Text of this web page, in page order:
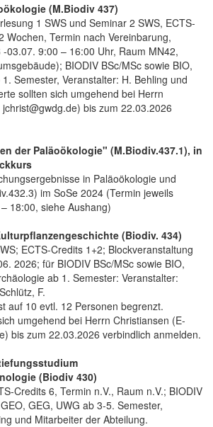
(M.Biodiv 437)
1 SWS und Seminar 2 SWS, ECTS-
Wochen, Termin nach Vereinbarung,
03.07. 9:00 – 16:00 Uhr, Raum MN42,
BIODIV BSc/MSc sowie BIO,
Semester, Veranstalter: H. Behling und
sollten sich umgehend bei Herrn
bis zum 22.03.2026
der Paläoökologie" (M.Biodiv.437.1), in
in Paläoökologie und
im SoSe 2024 (Termin jeweils
18:00, siehe Aushang)
(Biodiv. 434)
ECTS-Credits 1+2; Blockveranstaltung
2026; für BIODIV BSc/MSc sowie BIO,
ab 1. Semester: Veranstalter:
F.
auf 10 evtl. 12 Personen begrenzt.
umgehend bei Herrn Christiansen (E-
bis zum 22.03.2026 verbindlich anmelden.
(Biodiv 430)
Credits 6, Termin n.V., Raum n.V.; BIODIV
GEG, UWG ab 3-5. Semester,
und Mitarbeiter der Abteilung.